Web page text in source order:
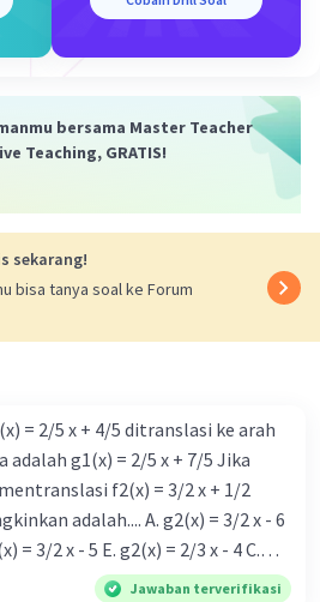
bersama Master Teacher
Teaching, GRATIS!
sekarang!
bisa tanya soal ke Forum
= 2/5 x + 4/5 ditranslasi ke arah
adalah g1(x) = 2/5 x + 7/5 Jika
f2(x) = 3/2 x + 1/2
adalah.... A. g2(x) = 3/2 x - 6
Jawaban terverifikasi